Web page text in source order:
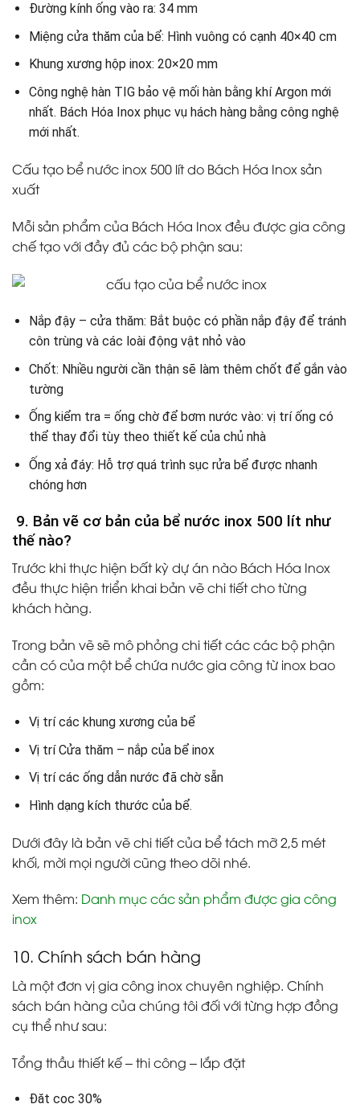
Đường kính ống vào ra: 34 mm
Miệng cửa thăm của bể: Hình vuông có cạnh 40×40 cm
Khung xương hộp inox: 20×20 mm
Công nghệ hàn TIG bảo vệ mối hàn bằng khí Argon mới
nhất. Bách Hóa Inox phục vụ hách hàng bằng công nghệ
mới nhất.
Cấu tạo bể nước inox 500 lít do Bách Hóa Inox sản
xuất
Mỗi sản phẩm của Bách Hóa Inox đều được gia công
chế tạo với đầy đủ các bộ phận sau:
Nắp đậy – cửa thăm: Bắt buộc có phần nắp đậy để tránh
côn trùng và các loài động vật nhỏ vào
Chốt: Nhiều người cần thận sẽ làm thêm chốt để gắn vào
tường
Ống kiểm tra = ống chờ để bơm nước vào: vị trí ống có
thể thay đổi tùy theo thiết kế của chủ nhà
Ống xả đáy: Hỗ trợ quá trình sục rửa bể được nhanh
chóng hơn
9. Bản vẽ cơ bản của bể nước inox 500 lít như
thế nào?
Trước khi thực hiện bất kỳ dự án nào Bách Hóa Inox
đều thực hiện triển khai bản vẽ chi tiết cho từng
khách hàng.
Trong bản vẽ sẽ mô phỏng chi tiết các các bộ phận
cần có của một bể chứa nước gia công từ inox bao
gồm:
Vị trí các khung xương của bể
Vị trí Cửa thăm – nắp của bể inox
Vị trí các ống dẫn nước đã chờ sẵn
Hình dạng kích thước của bể.
Dưới đây là bản vẽ chi tiết của bể tách mỡ 2,5 mét
khối, mời mọi người cũng theo dõi nhé.
Xem thêm: Danh mục các sản phẩm được gia công
inox
10. Chính sách bán hàng
Là một đơn vị gia công inox chuyên nghiệp. Chính
sách bán hàng của chúng tôi đối với từng hợp đồng
cụ thể như sau:
Tổng thầu thiết kế – thi công – lắp đặt
Đặt cọc 30%